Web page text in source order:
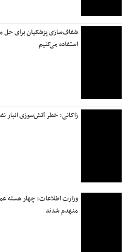
شفاف‌سازی پزشکیان برای
استفاده می‌کنیم
زاکانی: خطر آتش‌سوزی انبار
وزارت اطلاعات: چهار هسته‌
منهدم شدند